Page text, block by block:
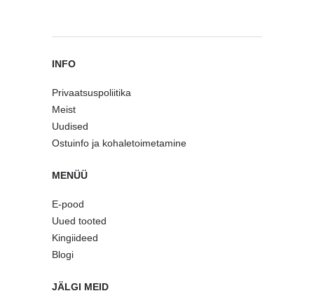
INFO
Privaatsuspoliitika
Meist
Uudised
Ostuinfo ja kohaletoimetamine
MENÜÜ
E-pood
Uued tooted
Kingiideed
Blogi
JÄLGI MEID